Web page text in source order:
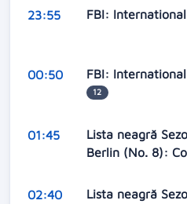
23:55 FBI:
00:50 FBI:
12
01:45
Lista neagră
Berlin (No. 8):
02:40
Lista neagră